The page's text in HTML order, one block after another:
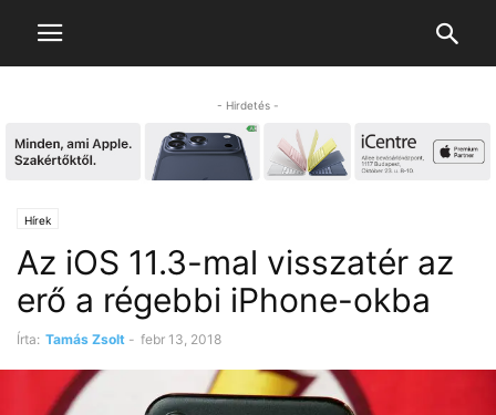
- Hirdetés -
Hírek
Az iOS 11.3-mal visszatér az
erő a régebbi iPhone-okba
Írta: Tamás Zsolt - febr 13, 2018